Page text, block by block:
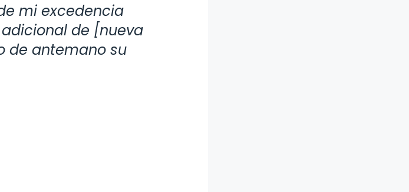
mi excedencia
de [nueva
de antemano su